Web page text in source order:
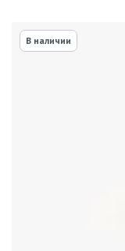
В наличии